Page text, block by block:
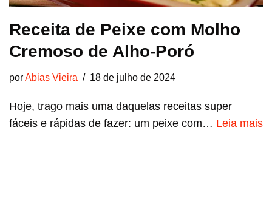
Receita de Peixe com Molho
Cremoso de Alho-Poró
porAbias Vieira 18 de julho de 2024
Hoje, trago mais uma daquelas receitas super
fáceis e rápidas de fazer: um peixe com… Leia mais